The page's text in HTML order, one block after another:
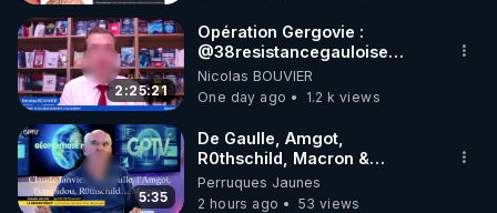
2:25:21
Opération Gergovie :
‪@38resistancegauloise‬
‪@MarionSigautOfficiel‬
‪@gladysriifard5710‬ Laëtitia
Nicolas BOUVIER
One day ago
1.2 k views
5:35
De Gaulle, Amgot,
R0thschild, Macron &
Pompidou… Macron Claude
Janvier, GPTV, 18 X 2024
Perruques Jaunes
2 hours ago
53 views